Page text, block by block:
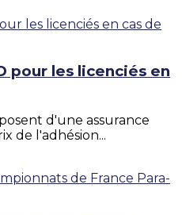
pour les licenciés en
d'une assurance
de l'adhésion...